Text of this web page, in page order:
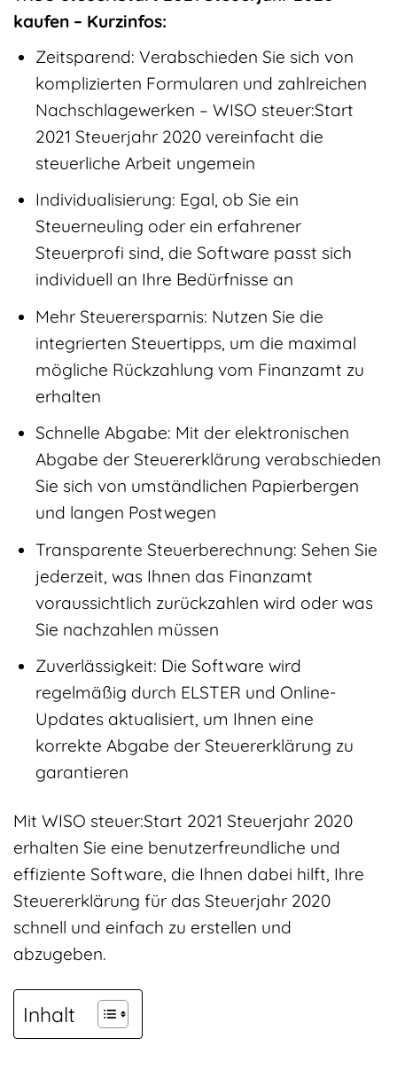
kaufen – Kurzinfos:
Zeitsparend: Verabschieden Sie sich von
komplizierten Formularen und zahlreichen
Nachschlagewerken – WISO steuer:Start
2021 Steuerjahr 2020 vereinfacht die
steuerliche Arbeit ungemein
Individualisierung: Egal, ob Sie ein
Steuerneuling oder ein erfahrener
Steuerprofi sind, die Software passt sich
individuell an Ihre Bedürfnisse an
Mehr Steuerersparnis: Nutzen Sie die
integrierten Steuertipps, um die maximal
mögliche Rückzahlung vom Finanzamt zu
erhalten
Schnelle Abgabe: Mit der elektronischen
Abgabe der Steuererklärung verabschieden
Sie sich von umständlichen Papierbergen
und langen Postwegen
Transparente Steuerberechnung: Sehen Sie
jederzeit, was Ihnen das Finanzamt
voraussichtlich zurückzahlen wird oder was
Sie nachzahlen müssen
Zuverlässigkeit: Die Software wird
regelmäßig durch ELSTER und Online-
Updates aktualisiert, um Ihnen eine
korrekte Abgabe der Steuererklärung zu
garantieren
Mit WISO steuer:Start 2021 Steuerjahr 2020
erhalten Sie eine benutzerfreundliche und
effiziente Software, die Ihnen dabei hilft, Ihre
Steuererklärung für das Steuerjahr 2020
schnell und einfach zu erstellen und
abzugeben.
Inhalt